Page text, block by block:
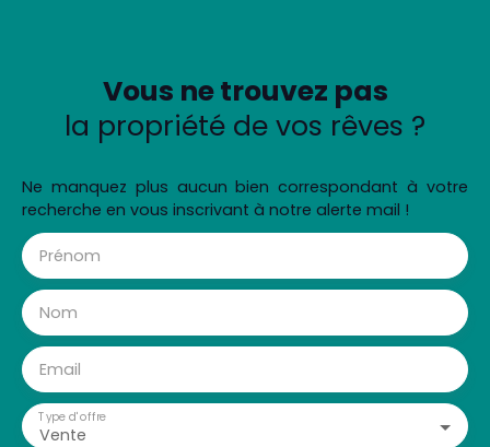
Vous ne trouvez pas
la propriété de vos rêves ?
Ne manquez plus aucun bien correspondant à votre
recherche en vous inscrivant à notre alerte mail !
Prénom
Nom
Email
Vente
Type d'offre